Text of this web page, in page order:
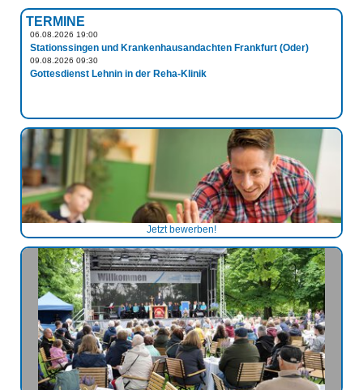
TERMINE
06.08.2026 19:00
Stationssingen und Krankenhausandachten Frankfurt (Oder)
09.08.2026 09:30
Gottesdienst Lehnin in der Reha-Klinik
Jetzt bewerben!